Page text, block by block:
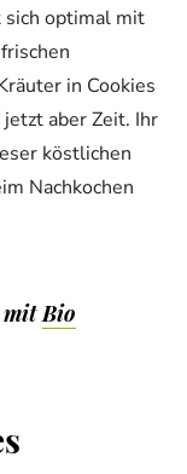
optimal mit
in Cookies
aber Zeit. Ihr
köstlichen
Nachkochen
mitBio